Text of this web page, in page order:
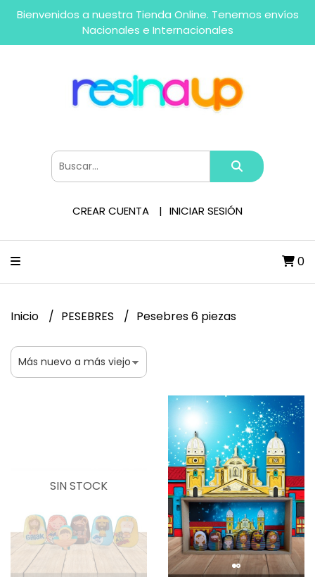
Bienvenidos a nuestra Tienda Online. Tenemos envíos
Nacionales e Internacionales
CREAR CUENTA INICIAR SESIÓN
0
Inicio PESEBRES Pesebres 6 piezas
SIN STOCK